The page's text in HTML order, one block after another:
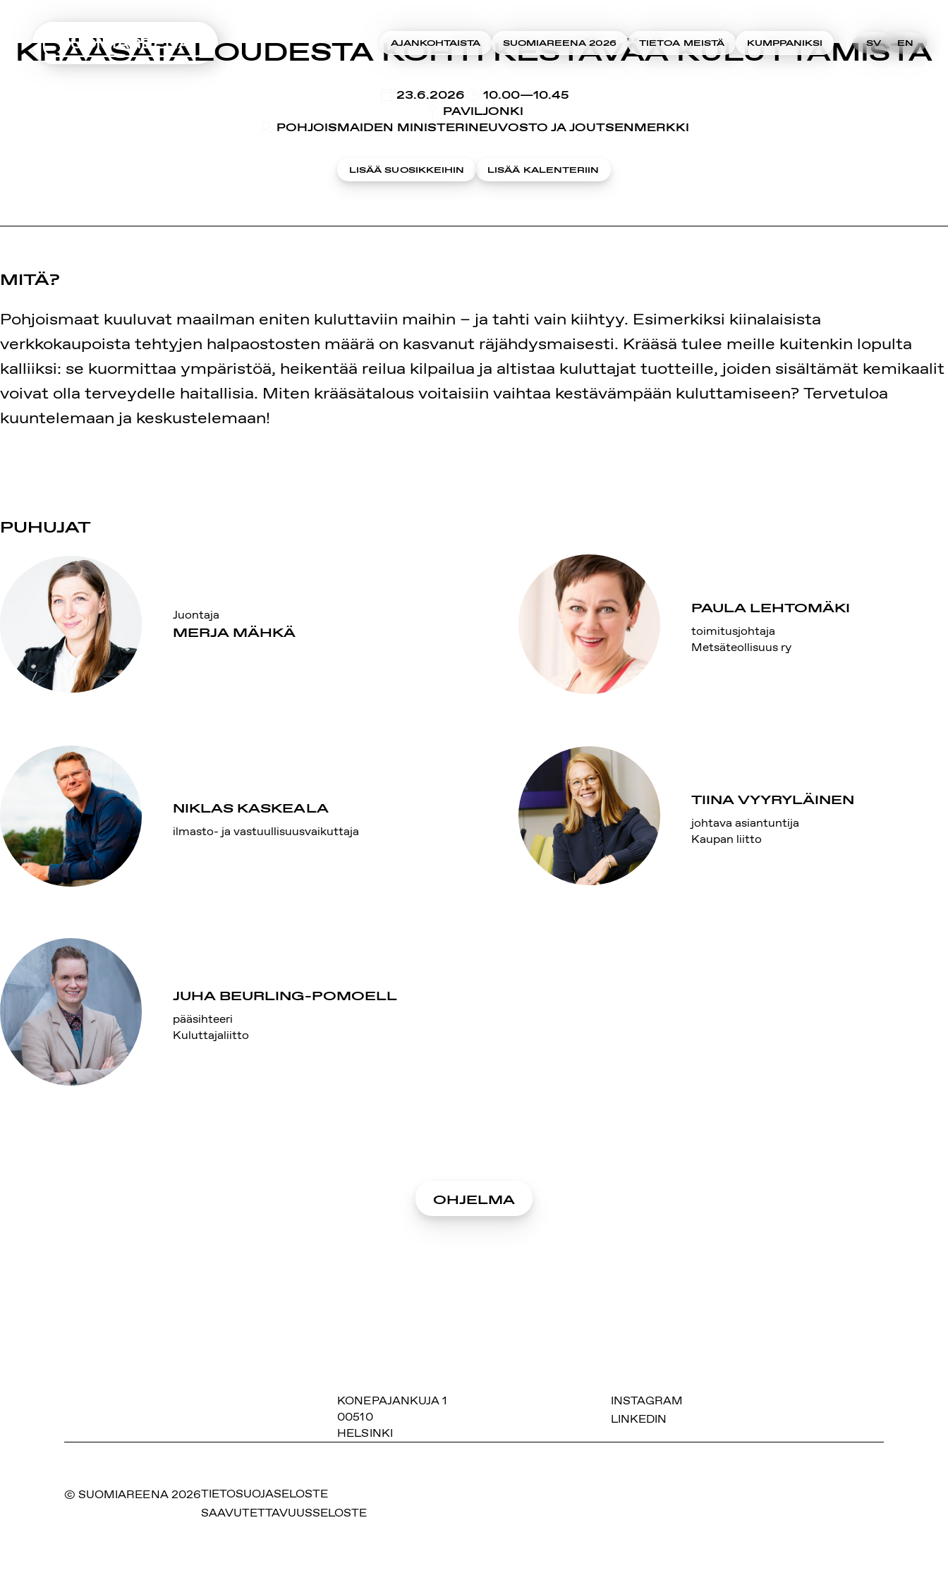
Siirry
AJANKOHTAISTA
SUOMIAREENA 2026 TIETOA MEISTÄ KUMPPANIKSI SV EN
KRÄÄSÄTALOUDESTA KOHTI KESTÄVÄÄ KULUTTAMISTA
23.6.2026
KLO
10.00—10.45
PAVILJONKI
POHJOISMAIDEN MINISTERINEUVOSTO JA JOUTSENMERKKI
LISÄÄ SUOSIKKEIHIN LISÄÄ KALENTERIIN
MITÄ?
Pohjoismaat kuuluvat maailman eniten kuluttaviin maihin – ja tahti vain kiihtyy. Esimerkiksi kiinalaisista
verkkokaupoista tehtyjen halpaostosten määrä on kasvanut räjähdysmaisesti. Krääsä tulee meille kuitenkin lopulta
kalliiksi: se kuormittaa ympäristöä, heikentää reilua kilpailua ja altistaa kuluttajat tuotteille, joiden sisältämät kemikaalit
voivat olla terveydelle haitallisia. Miten krääsätalous voitaisiin vaihtaa kestävämpään kuluttamiseen? Tervetuloa
kuuntelemaan ja keskustelemaan!
PUHUJAT
MERJA MÄHKÄ
Juontaja PAULA LEHTOMÄKI
toimitusjohtaja
Metsäteollisuus ry
NIKLAS KASKEALA
ilmasto- ja vastuullisuusvaikuttaja
TIINA VYYRYLÄINEN
johtava asiantuntija
Kaupan liitto
JUHA BEURLING-POMOELL
pääsihteeri
Kuluttajaliitto
OHJELMA
SUOMIAREENA
KONEPAJANKUJA 1
00510
HELSINKI
INSTAGRAM
LINKEDIN
© SUOMIAREENA 2026TIETOSUOJASELOSTE
SAAVUTETTAVUUSSELOSTE